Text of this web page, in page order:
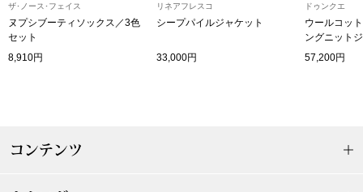
セイコー〉マウリッツハイス美術館公認フェ
ルメールオマージュウオッチ
その他
ザ･ノース･フェイス
ヌプシブーティソックス／3色
セット
8,910円
リネアフレスコ
シープパイルジャケット
33,000円
ドゥンクエ
ウールコッ
ングニット
57,200円
コンテンツ